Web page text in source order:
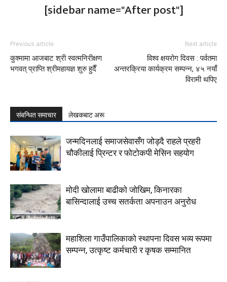
[sidebar name="After post"]
Previous article
कुश्मामा आजबाट श्री स्वत्मनिरीक्षण
भगवत् प्राप्ति श्रीमहायज्ञ शुरु हुदैँ
Next article
विश्व क्षयरोग दिवस : पर्वतमा
अन्तरक्रिया कार्यक्रम सम्पन्न, ४५ नयाँ
विरामी थपिए
संबन्धित समाचार लेखकबाट अरू
जन्मदिनलाई समाजसेवासँग जोड्दै राहले प्रहरी
चौकीलाई प्रिन्टर र फोटोकपी मेसिन सहयोग
मोदी खोलामा बाढीको जोखिम, किनारका
बासिन्दालाई उच्च सतर्कता अपनाउन अनुरोध
महाशिला गाउँपालिकाको स्थापना दिवस भव्य रूपमा
सम्पन्न, उत्कृष्ट कर्मचारी र कृषक सम्मानित